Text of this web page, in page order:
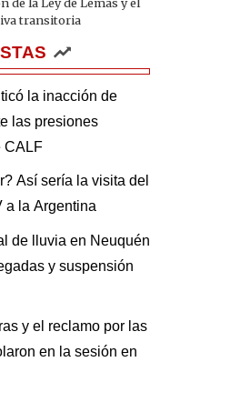
transitoria
la inacción de
las presiones
CALF
Así sería la visita del
a la Argentina
de lluvia en Neuquén
y suspensión
y el reclamo por las
en la sesión en